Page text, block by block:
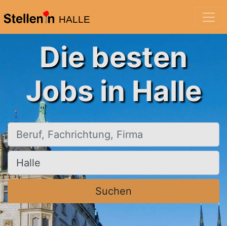
HALLE
Die besten
Jobs in Halle
Beruf, Fachrichtung, Firma
Ort, Stadt
Suchen